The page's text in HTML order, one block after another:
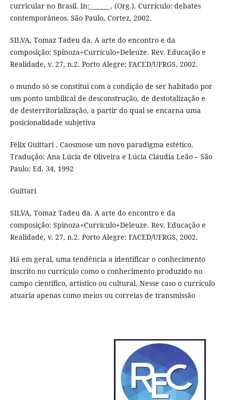
curricular no Brasil. In:_______. (Org.). Currículo: debates
contemporâneos. São Paulo, Cortez, 2002.
SILVA, Tomaz Tadeu da. A arte do encontro e da
composição: Spinoza+Currículo+Deleuze. Rev. Educação e
Realidade, v. 27, n.2. Porto Alegre: FACED/UFRGS, 2002.
o mundo só se constitui com a condição de ser habitado por
um ponto umbilical de desconstrução, de destotalização e
de desterritorialização, a partir do qual se encarna uma
posicionalidade subjetiva
Félix Guittari . Caosmose um novo paradigma estético.
Tradução: Ana Lúcia de Oliveira e Lúcia Cláudia Leão – São
Paulo: Ed. 34, 1992
Guittari
SILVA, Tomaz Tadeu da. A arte do encontro e da
composição: Spinoza+Currículo+Deleuze. Rev. Educação e
Realidade, v. 27, n.2. Porto Alegre: FACED/UFRGS, 2002.
Há em geral, uma tendência a identificar o conhecimento
inscrito no currículo como o conhecimento produzido no
campo científico, artístico ou cultural. Nesse caso o currículo
atuaria apenas como meios ou correias de transmissão